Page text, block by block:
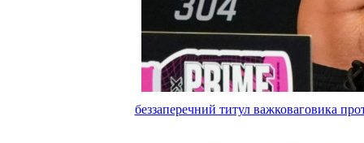
беззаперечний титул важковаговика